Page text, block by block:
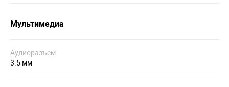
Мультимедиа
Аудиоразъем
3.5 мм